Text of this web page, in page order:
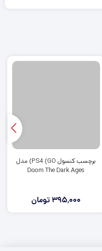
برچسب کنسول PS4 (GO) مدل
Doom The Dark Ages
395,000 تومان